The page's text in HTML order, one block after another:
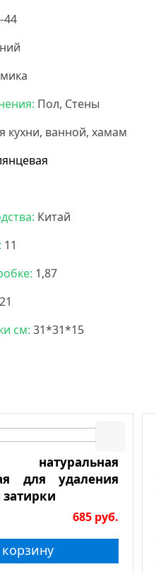
44
Пол, Стены
кухни, ванной, хамам
Китай
11
1,87
21
см: 31*31*15
для удаления
685 руб.